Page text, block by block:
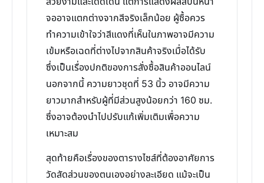
จออาจแตกต่างจากสีจริงเล็กน้อย ผู้ซื้อควร
ทำความเข้าใจว่าสีแดงที่เห็นในภาพอาจมีความ
เข้มหรือเฉดที่ต่างไปจากสินค้าจริงเมื่อได้รับ
ซึ่งเป็นเรื่องปกติของการสั่งซื้อสินค้าออนไลน์
นอกจากนี้ ความยาวชุดที่ 53 นิ้ว อาจมีความ
ยาวมากสำหรับผู้ที่มีส่วนสูงน้อยกว่า 160 ซม.
ซึ่งอาจต้องนำไปปรับแก้เพิ่มเติมเพื่อความ
เหมาะสม
สุดท้ายคือเรื่องของตารางไซส์ที่ต้องอาศัยการ
วัดสัดส่วนของตนเองอย่างละเอียด แม้จะเป็น